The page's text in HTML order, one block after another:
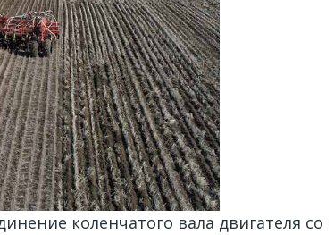
коленчатого вала двигателя со